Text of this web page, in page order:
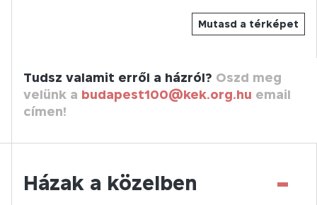
Mutasd a térképet
Tudsz valamit erről a házról? Oszd meg
velünk a budapest100@kek.org.hu email
címen!
Házak a közelben -